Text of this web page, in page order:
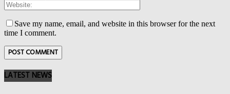
Save my name, email, and website in this browser for the next
time I comment.
LATEST NEWS